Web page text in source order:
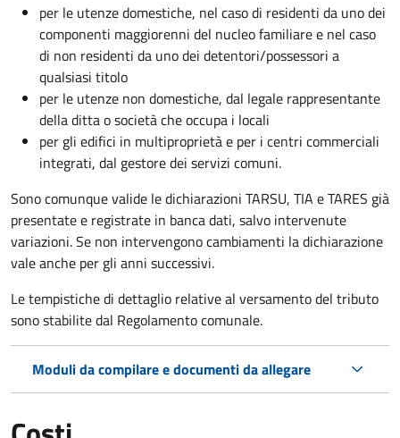
per le utenze domestiche, nel caso di residenti da uno dei
componenti maggiorenni del nucleo familiare e nel caso
di non residenti da uno dei detentori/possessori a
qualsiasi titolo
per le utenze non domestiche, dal legale rappresentante
della ditta o società che occupa i locali
per gli edifici in multiproprietà e per i centri commerciali
integrati, dal gestore dei servizi comuni.
Sono comunque valide le dichiarazioni TARSU, TIA e TARES già
presentate e registrate in banca dati, salvo intervenute
variazioni. Se non intervengono cambiamenti la dichiarazione
vale anche per gli anni successivi.
Le tempistiche di dettaglio relative al versamento del tributo
sono stabilite dal Regolamento comunale.
Moduli da compilare e documenti da allegare